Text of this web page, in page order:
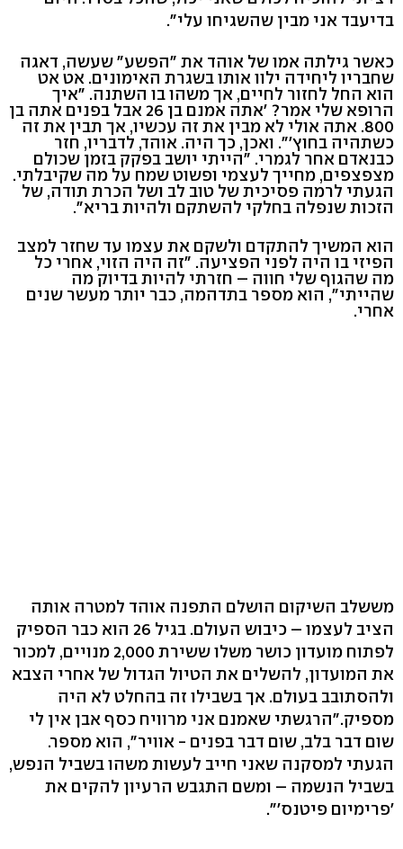
בדיעבד אני מבין שהשגיחו עלי".
כאשר גילתה אמו של אוהד את "הפשע" שעשה, דאגה
שחבריו ליחידה ילוו אותו בשגרת האימונים. אט אט
הוא החל לחזור לחיים, אך משהו בו השתנה. "איך
הרופא שלי אמר? 'אתה אמנם בן 26 אבל בפנים אתה בן
800. אתה אולי לא מבין את זה עכשיו, אך תבין את זה
כשתהיה בחוץ'". ואכן, כך היה. אוהד, לדבריו, חזר
כבנאדם אחר לגמרי. "הייתי יושב בפקק בזמן שכולם
מצפצפים, מחייך לעצמי ופשוט שמח על מה שקיבלתי.
הגעתי לרמה פסיכית של טוב לב ושל הכרת תודה, של
הזכות שנפלה בחלקי להשתקם ולהיות בריא".
הוא המשיך להתקדם ולשקם את עצמו עד שחזר למצב
הפיזי בו היה לפני הפציעה. "זה היה הזוי, אחרי כל
מה שהגוף שלי חווה – חזרתי להיות בדיוק מה
שהייתי", הוא מספר בתדהמה, כבר יותר מעשר שנים
אחרי.
מששלב השיקום הושלם התפנה אוהד למטרה אותה
הציב לעצמו – כיבוש העולם. בגיל 26 הוא כבר הספיק
לפתוח מועדון כושר משלו ששירת 2,000 מנויים, למכור
את המועדון, להשלים את הטיול הגדול של אחרי הצבא
ולהסתובב בעולם. אך בשבילו זה בהחלט לא היה
מספיק."הרגשתי שאמנם אני מרוויח כסף אבן אין לי
שום דבר בלב, שום דבר בפנים - אוויר", הוא מספר.
הגעתי למסקנה שאני חייב לעשות משהו בשביל הנפש,
בשביל הנשמה – ומשם התגבש הרעיון להקים את
'פרימיום פיטנס'".